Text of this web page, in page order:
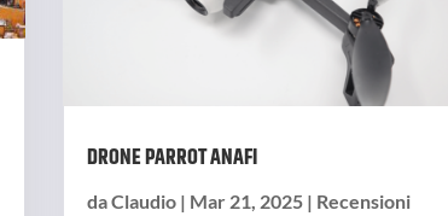
DRONE PARROT ANAFI
daClaudio| Mar 21, 2025| Recensioni